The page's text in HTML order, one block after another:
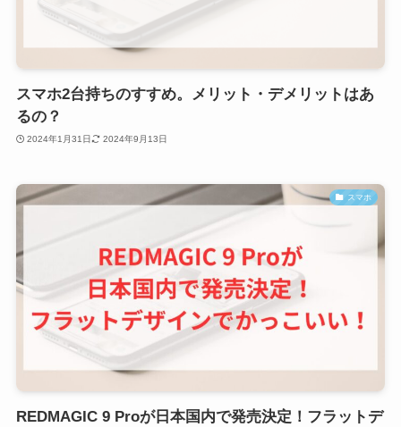
スマホ2台持ちのすすめ。メリット・デメリットはあ
るの？
2024年1月31日 2024年9月13日
スマホ
REDMAGIC 9 Proが日本国内で発売決定！フラットデ